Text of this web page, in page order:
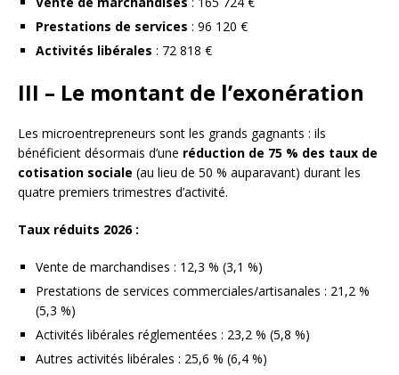
Prestations de services : 96 120 €
Activités libérales : 72 818 €
III – Le montant de l’exonération
Les microentrepreneurs sont les grands gagnants : ils
bénéficient désormais d’une réduction de 75 % des taux de
cotisation sociale (au lieu de 50 % auparavant) durant les
quatre premiers trimestres d’activité.
Taux réduits 2026 :
Vente de marchandises : 12,3 % (3,1 %)
Prestations de services commerciales/artisanales : 21,2 %
(5,3 %)
Activités libérales réglementées : 23,2 % (5,8 %)
Autres activités libérales : 25,6 % (6,4 %)